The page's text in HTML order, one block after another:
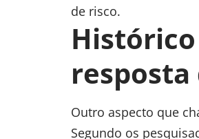
de risco.
Histórico
resposta
Outro aspecto que
Segundo os